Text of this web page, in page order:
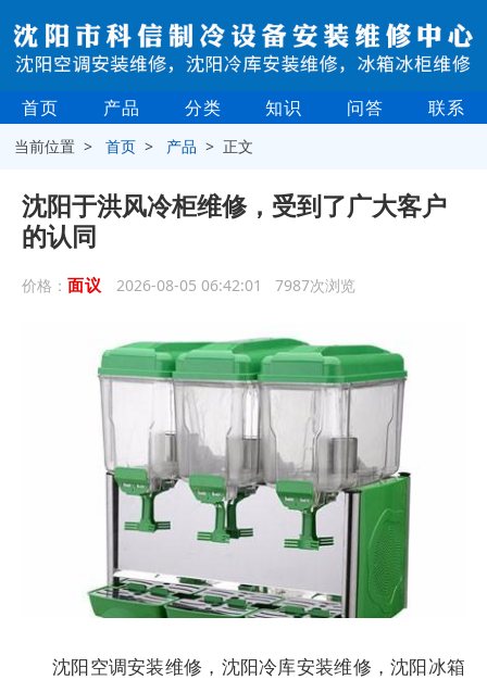
首页 产品 分类 知识 问答 联系
当前位置 >首页 > 产品 > 正文
沈阳于洪风冷柜维修，受到了广大客户
的认同
价格： 面议 2026-08-05 06:42:01 7987次浏览
沈阳空调安装维修，沈阳冷库安装维修，沈阳冰箱